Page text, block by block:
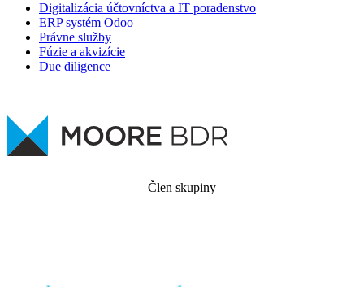
Digitalizácia účtovníctva a IT poradenstvo
ERP systém Odoo
Právne služby
Fúzie a akvizície
Due diligence
Člen skupiny